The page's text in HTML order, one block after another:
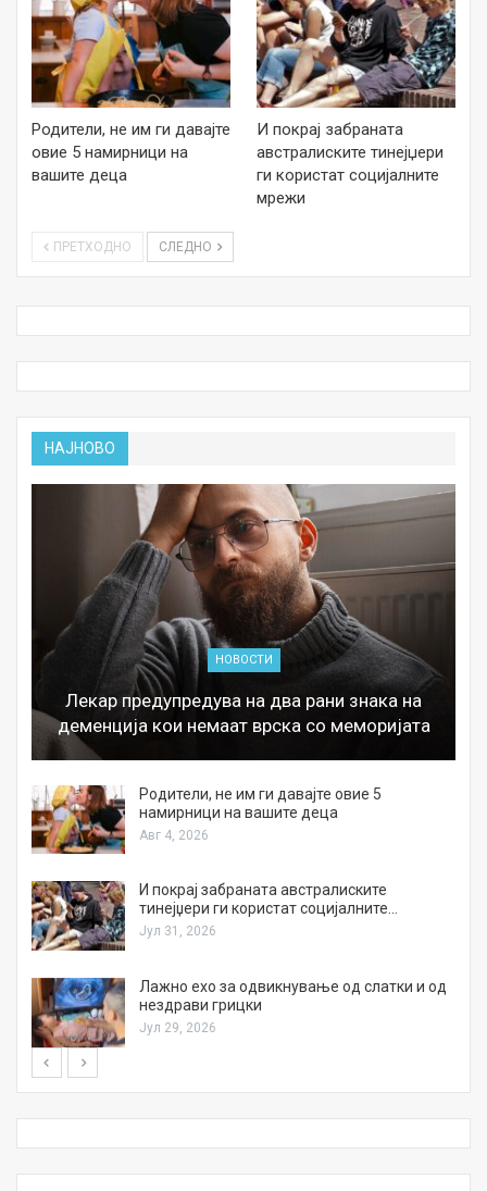
Родители, не им ги давајте
овие 5 намирници на
вашите деца
И покрај забраната
австралиските тинејџери
ги користат социјалните
мрежи
ПРЕТХОДНО СЛЕДНО
НАЈНОВО
НОВОСТИ
Лекар предупредува на два рани знака на
деменција кои немаат врска со меморијата
Родители, не им ги давајте овие 5
намирници на вашите деца
Авг 4, 2026
И покрај забраната австралиските
тинејџери ги користат социјалните…
Јул 31, 2026
Лажно ехо за одвикнување од слатки и од
нездрави грицки
Јул 29, 2026